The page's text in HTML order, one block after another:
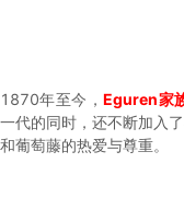
1870年至今，Eguren家
一代的同时，还不断加入
和葡萄藤的热爱与尊重。